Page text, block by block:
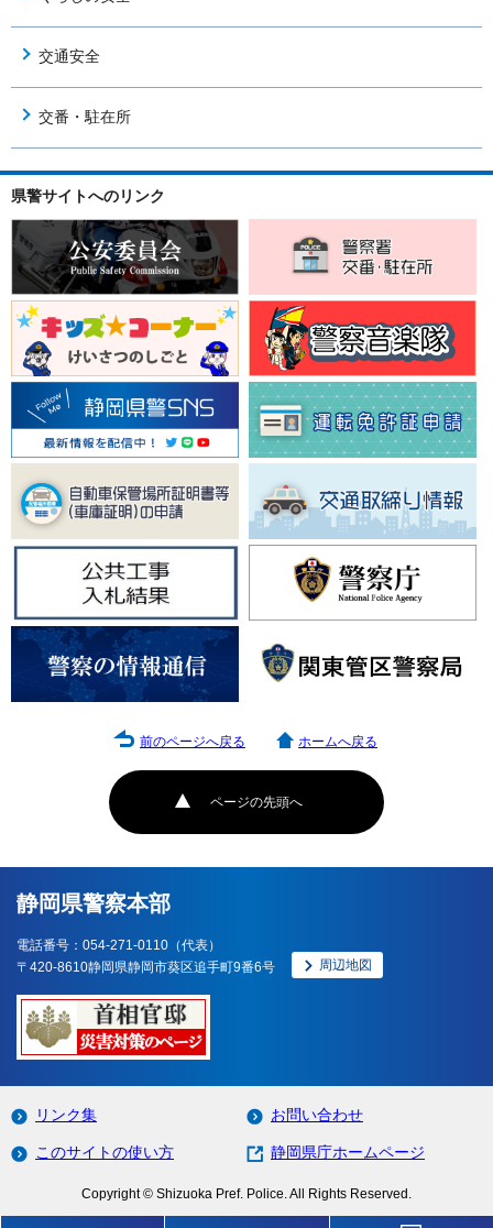
交通安全
交番・駐在所
県警サイトへのリンク
ページの先頭へ
前のページへ戻る ホームへ戻る
静岡県警察本部
電話番号：054-271-0110（代表）
〒420-8610静岡県静岡市葵区追手町9番6号
周辺地図
リンク集 お問い合わせ
このサイトの使い方 静岡県庁ホームページ
Copyright © Shizuoka Pref. Police. All Rights Reserved.